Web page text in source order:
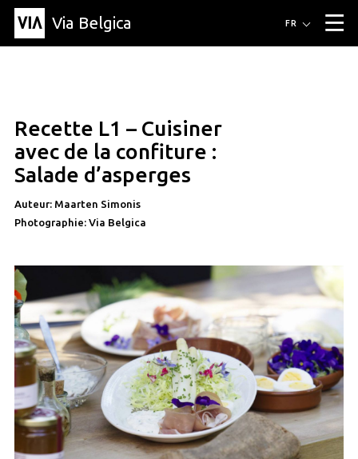
Via Belgica ▼
Article
Éducation
Recette
Amis
À propos de Via Belgica
À propos de via belgica
Recherche
Éducation
Amis
Le guide
Organisation
FR
recette
Recette L1 – Cuisiner
avec de la confiture :
Salade d’asperges
Auteur: Maarten Simonis
Photographie: Via Belgica